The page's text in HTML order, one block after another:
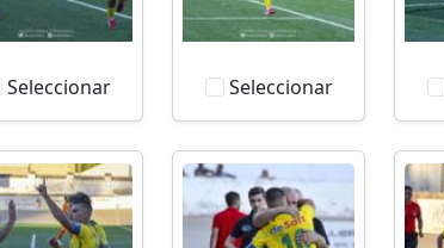
Seleccionar Seleccionar